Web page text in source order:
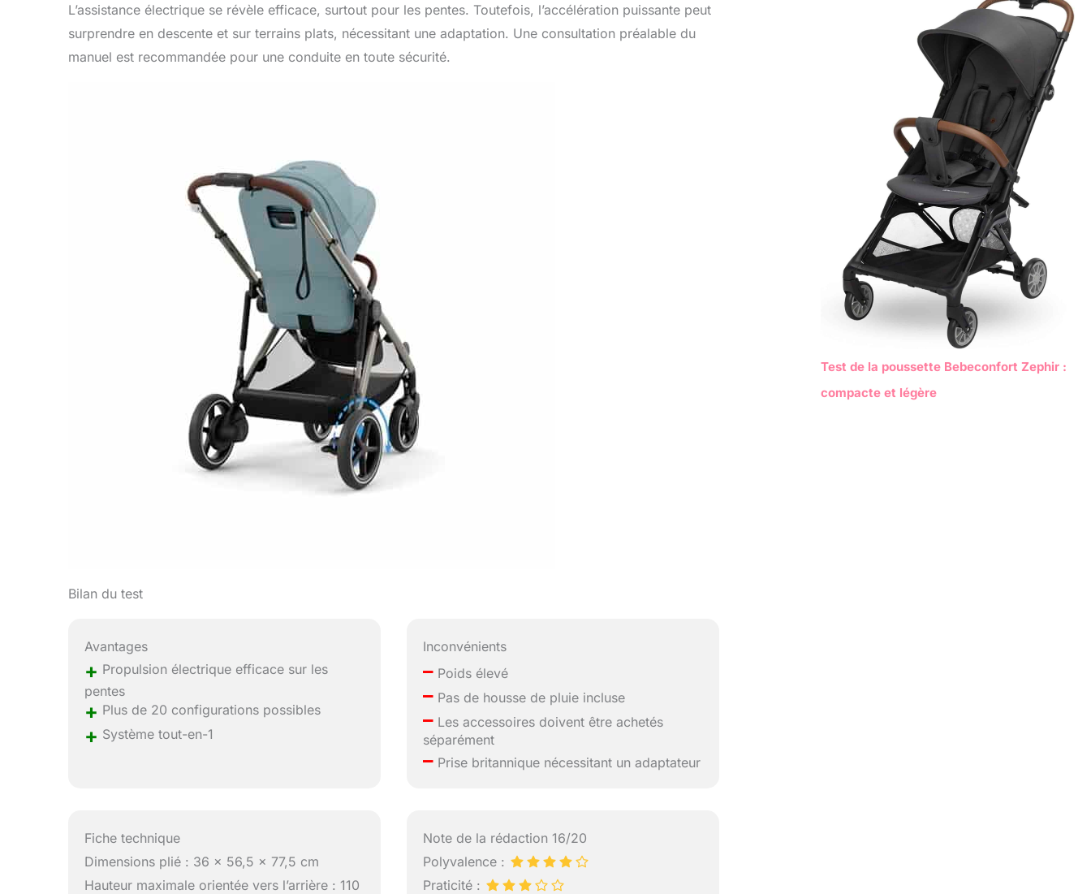
L’assistance électrique se révèle efficace, surtout pour les pentes. Toutefois, l’accélération puissante peut
surprendre en descente et sur terrains plats, nécessitant une adaptation. Une consultation préalable du
manuel est recommandée pour une conduite en toute sécurité.
Bilan du test
Avantages
+ Propulsion électrique efficace sur les
pentes
+ Plus de 20 configurations possibles
+ Système tout-en-1
Inconvénients
– Poids élevé
– Pas de housse de pluie incluse
– Les accessoires doivent être achetés
séparément
– Prise britannique nécessitant un adaptateur
Fiche technique
Dimensions plié : 36 x 56,5 x 77,5 cm
Hauteur maximale orientée vers l’arrière : 110
Note de la rédaction 16/20
Polyvalence :
Praticité :
Test de la poussette Bebeconfort Zephir :
compacte et légère